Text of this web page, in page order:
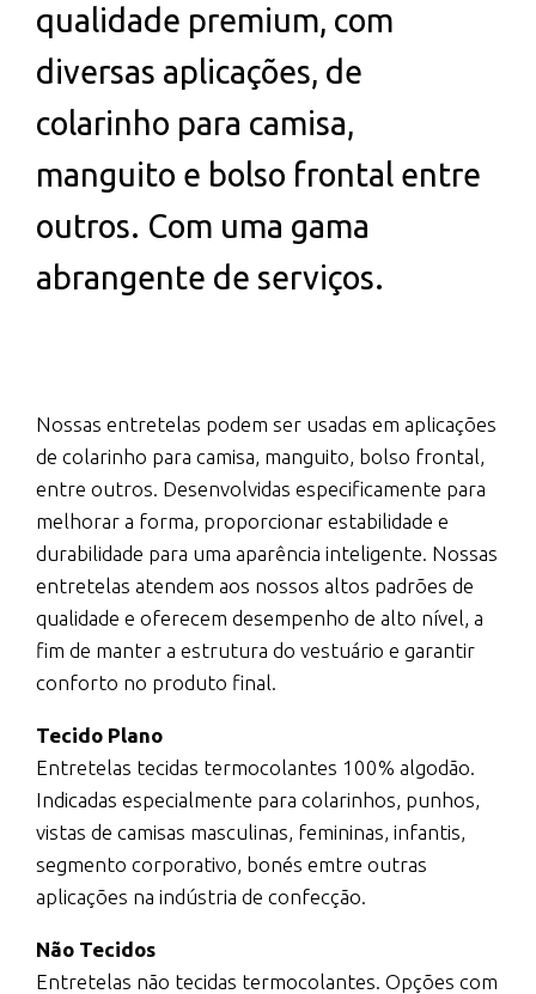
qualidade premium, com
diversas aplicações, de
colarinho para camisa,
manguito e bolso frontal entre
outros. Com uma gama
abrangente de serviços.
Nossas entretelas podem ser usadas em aplicações
de colarinho para camisa, manguito, bolso frontal,
entre outros. Desenvolvidas especificamente para
melhorar a forma, proporcionar estabilidade e
durabilidade para uma aparência inteligente. Nossas
entretelas atendem aos nossos altos padrões de
qualidade e oferecem desempenho de alto nível, a
fim de manter a estrutura do vestuário e garantir
conforto no produto final.
Tecido Plano
Entretelas tecidas termocolantes 100% algodão.
Indicadas especialmente para colarinhos, punhos,
vistas de camisas masculinas, femininas, infantis,
segmento corporativo, bonés emtre outras
aplicações na indústria de confecção.
Não Tecidos
Entretelas não tecidas termocolantes. Opções com